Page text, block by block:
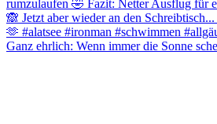
Ganz ehrlich: Wenn immer die Sonne